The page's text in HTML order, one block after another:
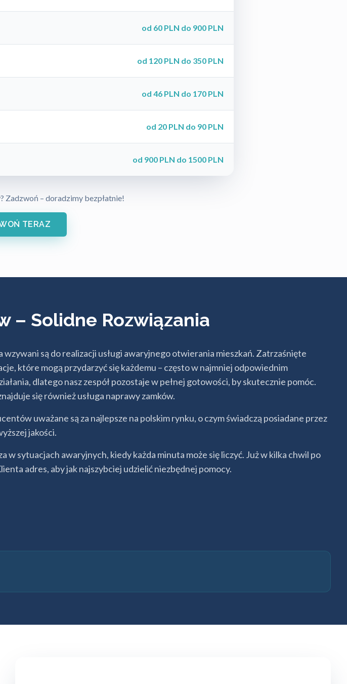
od 60 PLN do 900 PLN
od 120 PLN do 350 PLN
od 46 PLN do 170 PLN
od 20 PLN do 90 PLN
od 900 PLN do 1500 PLN
Zadzwoń – doradzimy bezpłatnie!
TERAZ
– Solidne Rozwiązania
są do realizacji usługi awaryjnego otwierania mieszkań. Zatrzaśnięte
które mogą przydarzyć się każdemu – często w najmniej odpowiednim
dlatego nasz zespół pozostaje w pełnej gotowości, by skutecznie pomóc.
się również usługa naprawy zamków.
uważane są za najlepsze na polskim rynku, o czym świadczą posiadane przez
jakości.
w sytuacjach awaryjnych, kiedy każda minuta może się liczyć. Już w kilka chwil po
adres, aby jak najszybciej udzielić niezbędnej pomocy.